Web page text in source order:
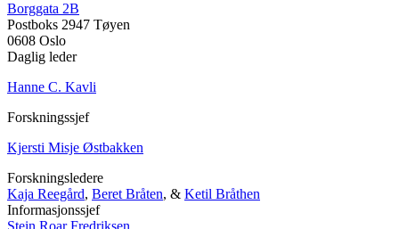
Borggata 2B
Postboks 2947 Tøyen
0608 Oslo
Daglig leder
Hanne C. Kavli
Forskningssjef
Kjersti Misje Østbakken
Forskningsledere
Kaja Reegård, Beret Bråten, & Ketil Bråthen
Informasjonssjef
Stein Roar Fredriksen